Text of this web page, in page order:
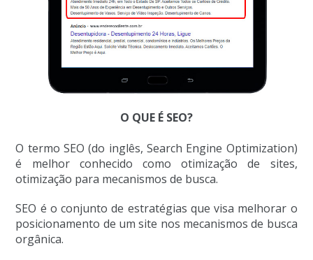
O QUE É SEO?
O termo SEO (do inglês, Search Engine Optimization)
é melhor conhecido como otimização de sites,
otimização para mecanismos de busca.
SEO é o conjunto de estratégias que visa melhorar o
posicionamento de um site nos mecanismos de busca
orgânica.